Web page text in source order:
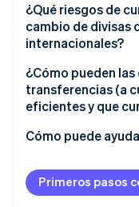
¿Qué riesgos de
cambio de divisas
internacionales?
¿Cómo pueden
transferencias (a
eficientes y que
Cómo puede
Primeros pasos